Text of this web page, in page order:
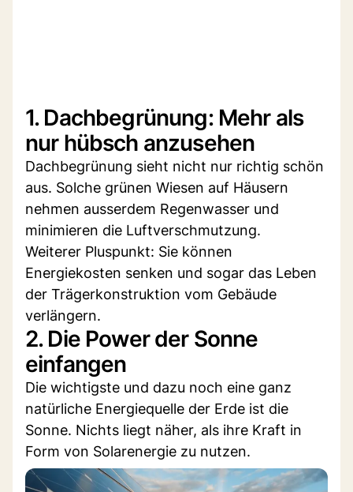
1. Dachbegrünung: Mehr als
nur hübsch anzusehen
Dachbegrünung sieht nicht nur richtig schön
aus. Solche grünen Wiesen auf Häusern
nehmen ausserdem Regenwasser und
minimieren die Luftverschmutzung.
Weiterer Pluspunkt: Sie können
Energiekosten senken und sogar das Leben
der Trägerkonstruktion vom Gebäude
verlängern.
2. Die Power der Sonne
einfangen
Die wichtigste und dazu noch eine ganz
natürliche Energiequelle der Erde ist die
Sonne. Nichts liegt näher, als ihre Kraft in
Form von Solarenergie zu nutzen.